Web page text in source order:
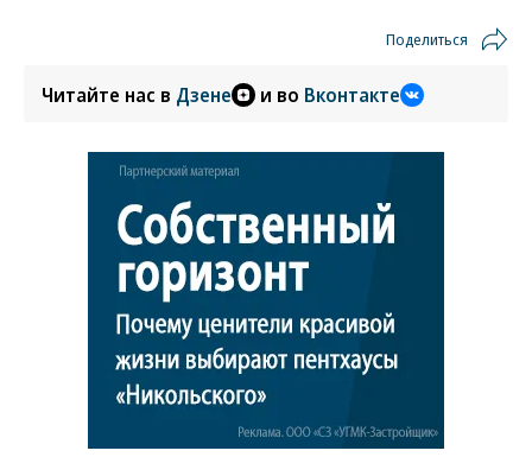
Поделиться
Читайте нас в Дзене и во Вконтакте